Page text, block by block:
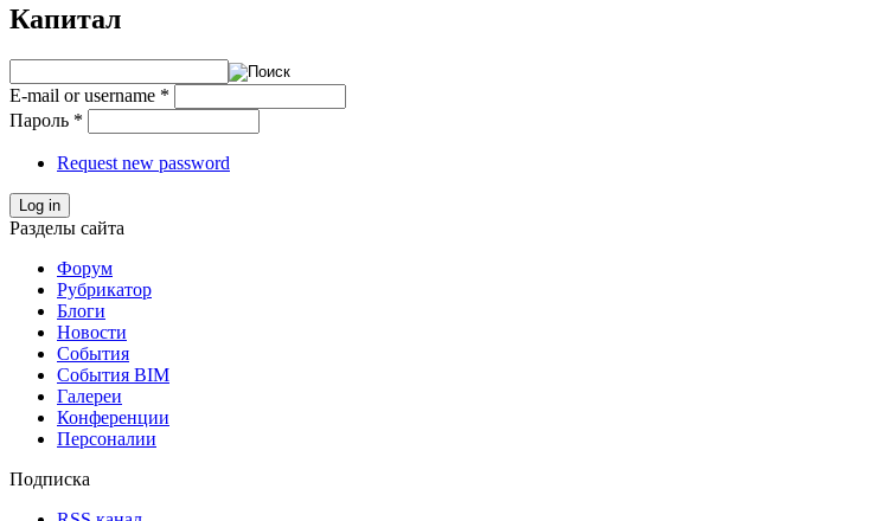
Капитал
E-mail or username *
Пароль *
Request new password
Log in
Разделы сайта
Форум
Рубрикатор
Блоги
Новости
События
События BIM
Галереи
Конференции
Персоналии
Подписка